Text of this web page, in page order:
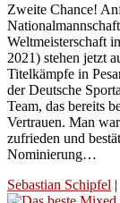
Zweite Chance!
Weltmeisterschaft
2021) stehen jetzt
Titelkämpfe in
der Deutsche
Team, das bereits
Vertrauen. Man
zufrieden und
Nominierung…
Sebastian Schipfel |